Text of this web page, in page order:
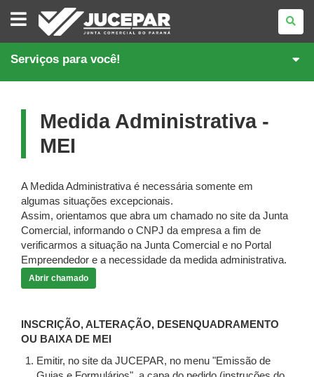
JUNTA
COMERCIAL
DO
PARANÁ
Serviços para você!
Medida Administrativa -
MEI
A Medida Administrativa é necessária somente em
algumas situações excepcionais.
Assim, orientamos que abra um chamado no site da Junta
Comercial, informando o CNPJ da empresa a fim de
verificarmos a situação na Junta Comercial e no Portal
Empreendedor e a necessidade da medida administrativa.
Abrir chamado
INSCRIÇÃO, ALTERAÇÃO, DESENQUADRAMENTO
OU BAIXA DE MEI
Emitir, no site da JUCEPAR, no menu "Emissão de